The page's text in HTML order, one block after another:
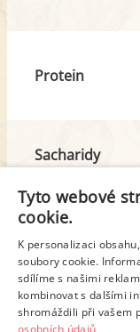
Protein
Sacharidy
Tuk
z toho nas.
Tyto webové
cookie.
K personalizaci
soubory cookie.
sdílíme s našimi
kombinovat s dalšími
shromáždili při vašem
osobních údajů